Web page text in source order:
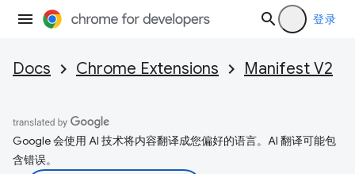
登录
Docs Chrome Extensions Manifest V2
Google 会使用 AI 技术将内容翻译成您偏好的语言。AI 翻译可能包
含错误。